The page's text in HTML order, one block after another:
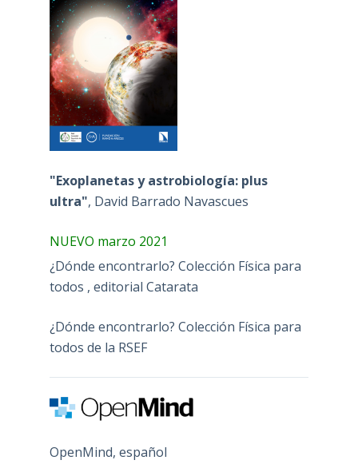
"Exoplanetas y astrobiología: plus
ultra", David Barrado Navascues
NUEVO marzo 2021
¿Dónde encontrarlo? Colección Física para
todos , editorial Catarata
¿Dónde encontrarlo? Colección Física para
todos de la RSEF
OpenMind, español